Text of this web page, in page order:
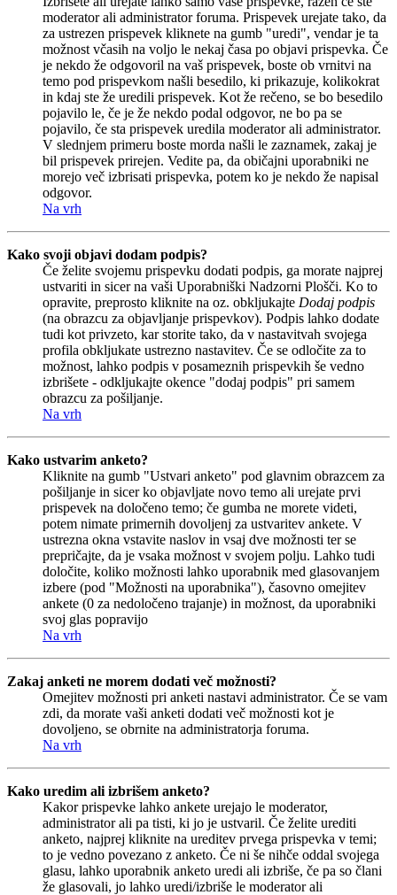
moderator ali administrator foruma. Prispevek urejate tako, da
za ustrezen prispevek kliknete na gumb "uredi", vendar je ta
možnost včasih na voljo le nekaj časa po objavi prispevka. Če
je nekdo že odgovoril na vaš prispevek, boste ob vrnitvi na
temo pod prispevkom našli besedilo, ki prikazuje, kolikokrat
in kdaj ste že uredili prispevek. Kot že rečeno, se bo besedilo
pojavilo le, če je že nekdo podal odgovor, ne bo pa se
pojavilo, če sta prispevek uredila moderator ali administrator.
V slednjem primeru boste morda našli le zaznamek, zakaj je
bil prispevek prirejen. Vedite pa, da običajni uporabniki ne
morejo več izbrisati prispevka, potem ko je nekdo že napisal
odgovor.
Na vrh
Kako svoji objavi dodam podpis?
Če želite svojemu prispevku dodati podpis, ga morate najprej
ustvariti in sicer na vaši Uporabniški Nadzorni Plošči. Ko to
opravite, preprosto kliknite na oz. obkljukajte Dodaj podpis
(na obrazcu za objavljanje prispevkov). Podpis lahko dodate
tudi kot privzeto, kar storite tako, da v nastavitvah svojega
profila obkljukate ustrezno nastavitev. Če se odločite za to
možnost, lahko podpis v posameznih prispevkih še vedno
izbrišete - odkljukajte okence "dodaj podpis" pri samem
obrazcu za pošiljanje.
Na vrh
Kako ustvarim anketo?
Kliknite na gumb "Ustvari anketo" pod glavnim obrazcem za
pošiljanje in sicer ko objavljate novo temo ali urejate prvi
prispevek na določeno temo; če gumba ne morete videti,
potem nimate primernih dovoljenj za ustvaritev ankete. V
ustrezna okna vstavite naslov in vsaj dve možnosti ter se
prepričajte, da je vsaka možnost v svojem polju. Lahko tudi
določite, koliko možnosti lahko uporabnik med glasovanjem
izbere (pod "Možnosti na uporabnika"), časovno omejitev
ankete (0 za nedoločeno trajanje) in možnost, da uporabniki
svoj glas popravijo
Na vrh
Zakaj anketi ne morem dodati več možnosti?
Omejitev možnosti pri anketi nastavi administrator. Če se vam
zdi, da morate vaši anketi dodati več možnosti kot je
dovoljeno, se obrnite na administratorja foruma.
Na vrh
Kako uredim ali izbrišem anketo?
Kakor prispevke lahko ankete urejajo le moderator,
administrator ali pa tisti, ki jo je ustvaril. Če želite urediti
anketo, najprej kliknite na ureditev prvega prispevka v temi;
to je vedno povezano z anketo. Če ni še nihče oddal svojega
glasu, lahko uporabnik anketo uredi ali izbriše, če pa so člani
že glasovali, jo lahko uredi/izbriše le moderator ali